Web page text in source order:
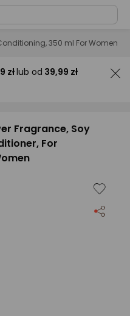
350 ml For Women
złlub od 39,99 zł
Fragrance, Soy
For